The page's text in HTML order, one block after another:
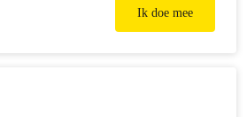
Ik doe mee